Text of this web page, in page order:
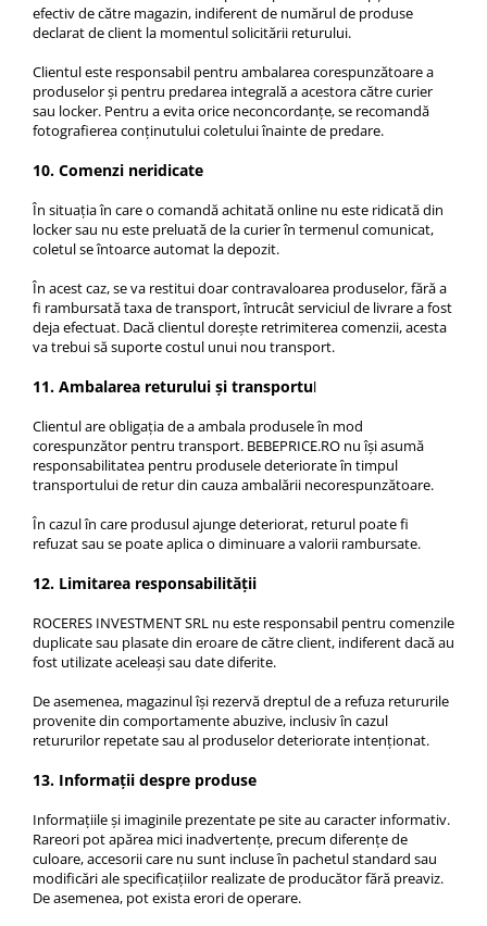
efectiv de către magazin, indiferent de numărul de produse
declarat de client la momentul solicitării returului.
Clientul este responsabil pentru ambalarea corespunzătoare a
produselor și pentru predarea integrală a acestora către curier
sau locker. Pentru a evita orice neconcordanțe, se recomandă
fotografierea conținutului coletului înainte de predare.
10. Comenzi neridicate
În situația în care o comandă achitată online nu este ridicată din
locker sau nu este preluată de la curier în termenul comunicat,
coletul se întoarce automat la depozit.
În acest caz, se va restitui doar contravaloarea produselor, fără a
fi rambursată taxa de transport, întrucât serviciul de livrare a fost
deja efectuat. Dacă clientul dorește retrimiterea comenzii, acesta
va trebui să suporte costul unui nou transport.
11. Ambalarea returului și transportul
Clientul are obligația de a ambala produsele în mod
corespunzător pentru transport. BEBEPRICE.RO nu își asumă
responsabilitatea pentru produsele deteriorate în timpul
transportului de retur din cauza ambalării necorespunzătoare.
În cazul în care produsul ajunge deteriorat, returul poate fi
refuzat sau se poate aplica o diminuare a valorii rambursate.
12. Limitarea responsabilității
ROCERES INVESTMENT SRL nu este responsabil pentru comenzile
duplicate sau plasate din eroare de către client, indiferent dacă au
fost utilizate aceleași sau date diferite.
De asemenea, magazinul își rezervă dreptul de a refuza retururile
provenite din comportamente abuzive, inclusiv în cazul
retururilor repetate sau al produselor deteriorate intenționat.
13. Informații despre produse
Informațiile și imaginile prezentate pe site au caracter informativ.
Rareori pot apărea mici inadvertențe, precum diferențe de
culoare, accesorii care nu sunt incluse în pachetul standard sau
modificări ale specificațiilor realizate de producător fără preaviz.
De asemenea, pot exista erori de operare.